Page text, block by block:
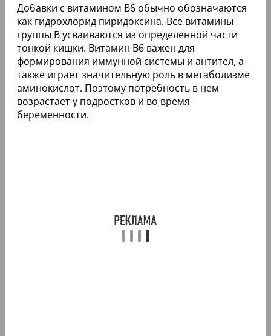
Добавки с витамином B6 обычно обозначаются
как гидрохлорид пиридоксина. Все витамины
группы В усваиваются из определенной части
тонкой кишки. Витамин В6 важен для
формирования иммунной системы и антител, а
также играет значительную роль в метаболизме
аминокислот. Поэтому потребность в нем
возрастает у подростков и во время
беременности.